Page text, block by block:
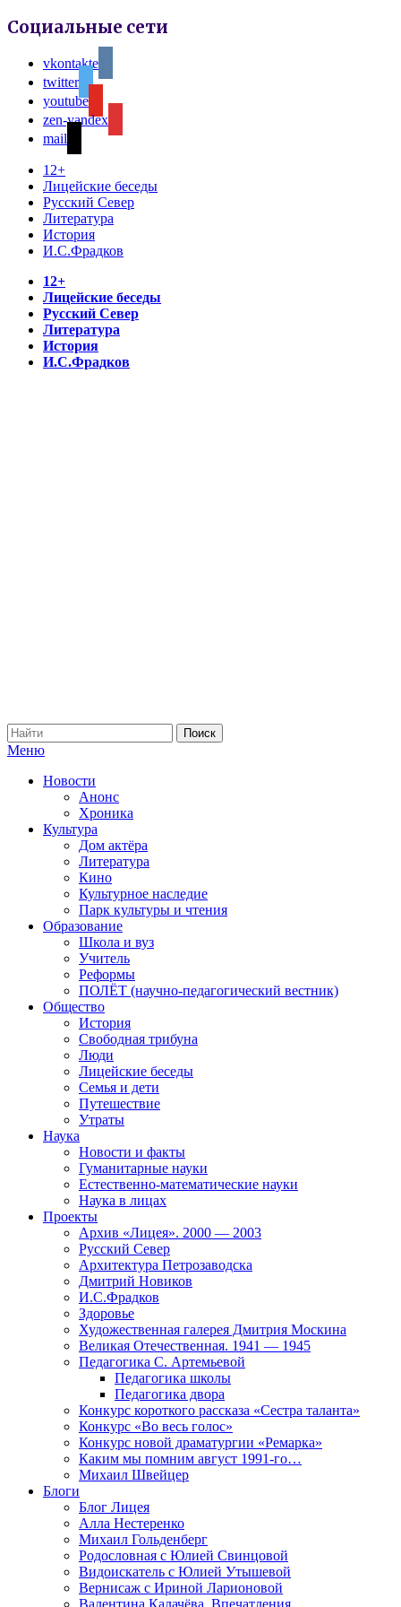
Социальные сети
vkontakte
twitter
youtube
zen-yandex
mail
12+
Лицейские беседы
Русский Север
Литература
История
И.С.Фрадков
12+
Лицейские беседы
Русский Север
Литература
История
И.С.Фрадков
Меню
Новости
Анонс
Хроника
Культура
Дом актёра
Литература
Кино
Культурное наследие
Парк культуры и чтения
Образование
Школа и вуз
Учитель
Реформы
ПОЛЁТ (научно-педагогический вестник)
Общество
История
Свободная трибуна
Люди
Лицейские беседы
Семья и дети
Путешествие
Утраты
Наука
Новости и факты
Гуманитарные науки
Естественно-математические науки
Наука в лицах
Проекты
Архив «Лицея». 2000 — 2003
Русский Север
Архитектура Петрозаводска
Дмитрий Новиков
И.С.Фрадков
Здоровье
Художественная галерея Дмитрия Москина
Великая Отечественная. 1941 — 1945
Педагогика С. Артемьевой
Педагогика школы
Педагогика двора
Конкурс короткого рассказа «Сестра таланта»
Конкурс «Во весь голос»
Конкурс новой драматургии «Ремарка»
Каким мы помним август 1991-го…
Михаил Швейцер
Блоги
Блог Лицея
Алла Нестеренко
Михаил Гольденберг
Родословная с Юлией Свинцовой
Видоискатель с Юлией Утышевой
Вернисаж с Ириной Ларионовой